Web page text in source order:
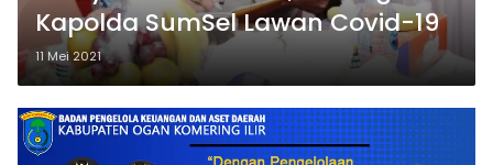
Kapolda SumSel Lawan Covid-19
11 Mei 2021